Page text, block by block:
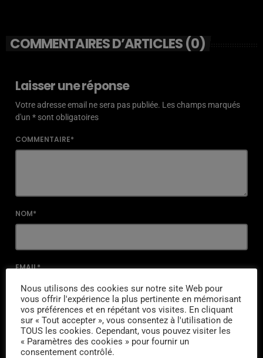
COMMENTAIRES D’ARTICLES (0)
Laisser une réponse
Votre adresse email ne sera pas publiée. Les champs marqués
d'un * sont obligatoires
COMMENTAIRE*
NOM*
EMAIL*
URL
Nous utilisons des cookies sur notre site Web pour
vous offrir l'expérience la plus pertinente en mémorisant
vos préférences et en répétant vos visites. En cliquant
sur « Tout accepter », vous consentez à l'utilisation de
TOUS les cookies. Cependant, vous pouvez visiter les
« Paramètres des cookies » pour fournir un
consentement contrôlé.